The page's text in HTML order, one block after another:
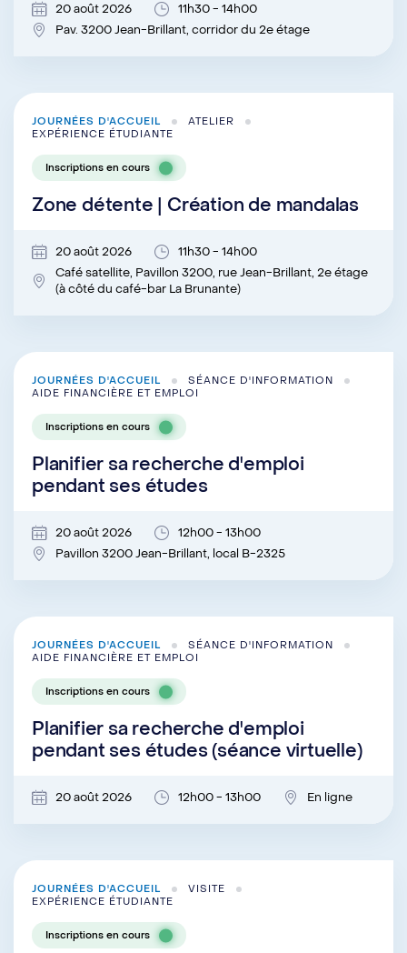
20 août 2026
11h30 - 14h00
Pav. 3200 Jean-Brillant, corridor du 2e étage
JOURNÉES D'ACCUEIL
ATELIER
EXPÉRIENCE ÉTUDIANTE
Inscriptions en cours
Zone détente | Création de mandalas
20 août 2026
11h30 - 14h00
Café satellite, Pavillon 3200, rue Jean-Brillant, 2e étage
(à côté du café-bar La Brunante)
JOURNÉES D'ACCUEIL
SÉANCE D'INFORMATION
AIDE FINANCIÈRE ET EMPLOI
Inscriptions en cours
Planifier sa recherche d'emploi
pendant ses études
20 août 2026
12h00 - 13h00
Pavillon 3200 Jean-Brillant, local B-2325
JOURNÉES D'ACCUEIL
SÉANCE D'INFORMATION
AIDE FINANCIÈRE ET EMPLOI
Inscriptions en cours
Planifier sa recherche d'emploi
pendant ses études (séance virtuelle)
20 août 2026 12h00 - 13h00 En ligne
JOURNÉES D'ACCUEIL
VISITE
EXPÉRIENCE ÉTUDIANTE
Inscriptions en cours